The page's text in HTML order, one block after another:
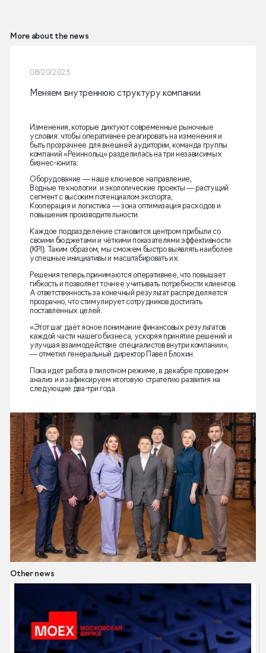
More about the news
08/20/2025
Меняем внутреннюю структуру компании
Изменения, которые диктуют современные рыночные
условия: чтобы оперативнее реагировать на изменения и
быть прозрачнее для внешней аудитории, команда группы
компаний «Реиннольц» разделилась на три независимых
бизнес-юнита:
Оборудование — наше ключевое направление,
Водные технологии и экологические проекты — растущий
сегмент с высоким потенциалом экспорта,
Кооперация и логистика — зона оптимизация расходов и
повышения производительности.
Каждое подразделение становится центром прибыли со
своими бюджетами и чёткими показателями эффективности
(KPI). Таким образом, мы сможем быстро выявлять наиболее
успешные инициативы и масштабировать их.
Решения теперь принимаются оперативнее, что повышает
гибкость и позволяет точнее учитывать потребности клиентов.
А ответственность за конечный результат распределяется
прозрачно, что стимулирует сотрудников достигать
поставленных целей.
«Этот шаг даёт ясное понимание финансовых результатов
каждой части нашего бизнеса, ускоряя принятие решений и
улучшая взаимодействие специалистов внутри компании»,
— отметил генеральный директор Павел Блохин.
Пока идет работа в пилотном режиме, в декабре проведем
анализ и и зафиксируем итоговую стратегию развития на
следующие два-три года.
Other news